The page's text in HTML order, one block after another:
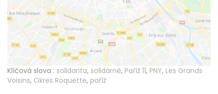
Klíčová slova : solidarita, solidárně, Paříž 11, PNY, Les Grands
Voisins, Okres Roquette, paříž